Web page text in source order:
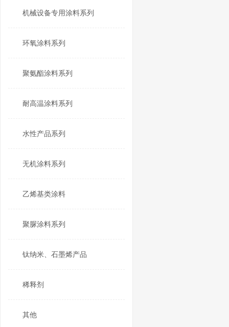
机械设备专用涂料系列
环氧涂料系列
聚氨酯涂料系列
耐高温涂料系列
水性产品系列
无机涂料系列
乙烯基类涂料
聚脲涂料系列
钛纳米、石墨烯产品
稀释剂
其他